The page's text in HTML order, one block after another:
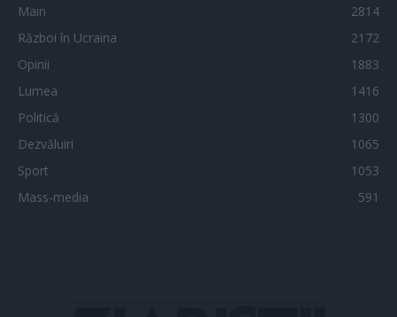
Main
2814
Război în Ucraina
2172
Opinii
1883
Lumea
1416
Politică
1300
Dezvăluiri
1065
Sport
1053
Mass-media
591